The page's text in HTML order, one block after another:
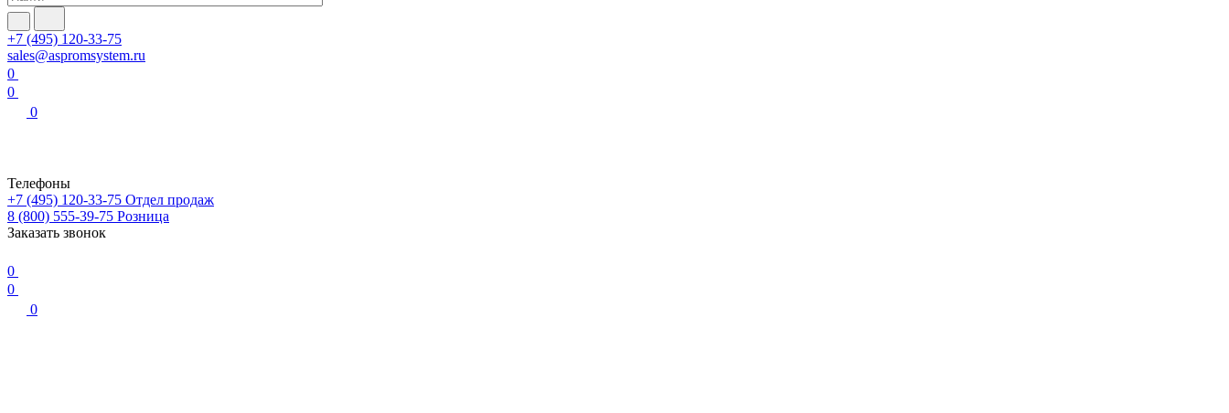
+7 (495) 120-33-75
sales@aspromsystem.ru
0
0
0
Телефоны
+7 (495) 120-33-75 Отдел продаж
8 (800) 555-39-75 Розница
Заказать звонок
0
0
0